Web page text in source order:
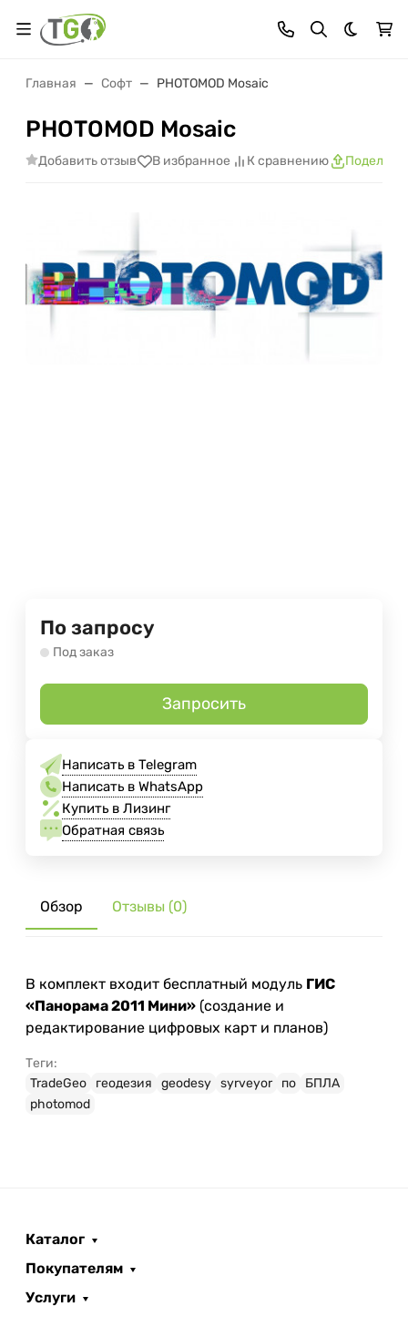
Темная
Главная Софт PHOTOMOD Mosaic
PHOTOMOD Mosaic
Добавить отзыв В избранное К сравнению
По запросу
Под заказ
Запросить
Написать в Telegram
Написать в WhatsApp
Купить в Лизинг
Обратная связь
Обзор Отзывы (0)
В комплект входит бесплатный модуль ГИС
«Панорама 2011 Мини» (создание и
редактирование цифровых карт и планов)
Теги:
TradeGeo
геодезия geodesy syrveyor по
БПЛА
photomod
Каталог
Покупателям
Услуги